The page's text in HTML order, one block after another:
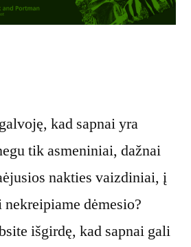
kad sapnai yra
tik asmeniniai, dažnai
nakties vaizdiniai, į
dėmesio?
išgirdę, kad sapnai gali